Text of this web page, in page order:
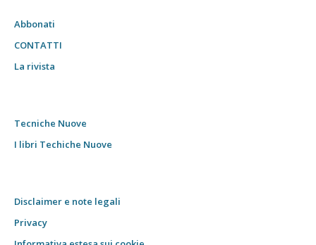
Abbonati
CONTATTI
La rivista
Tecniche Nuove
I libri Techiche Nuove
Disclaimer e note legali
Privacy